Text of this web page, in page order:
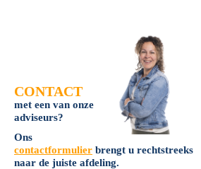
CONTACT
met een van onze
adviseurs?
Ons
contactformulier brengt u rechtstreeks
naar de juiste afdeling.